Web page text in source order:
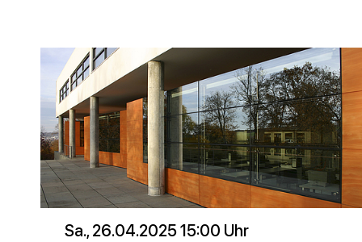
Sa., 26.04.2025 15:00 Uhr